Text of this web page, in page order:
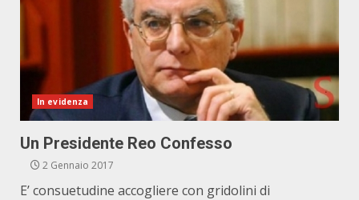
In evidenza
Un Presidente Reo Confesso
2 Gennaio 2017
E’ consuetudine accogliere con gridolini di